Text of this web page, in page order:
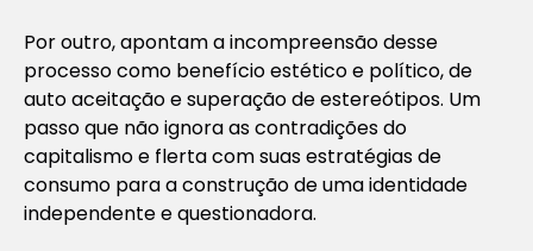
Por outro, apontam a incompreensão desse
processo como benefício estético e político, de
auto aceitação e superação de estereótipos. Um
passo que não ignora as contradições do
capitalismo e flerta com suas estratégias de
consumo para a construção de uma identidade
independente e questionadora.